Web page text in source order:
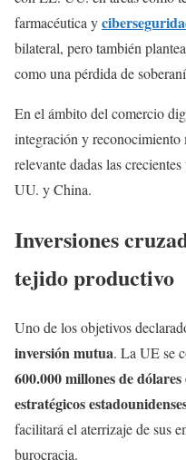
farmacéutica y
bilateral, pero también
como una pérdida de
En el ámbito del comercio
integración y reconocimiento
relevante dadas las
UU. y China.
Inversiones
tejido productivo
Uno de los objetivos
inversión mutua. La UE se
600.000 millones de
estratégicos
facilitará el aterrizaje de sus
burocracia.